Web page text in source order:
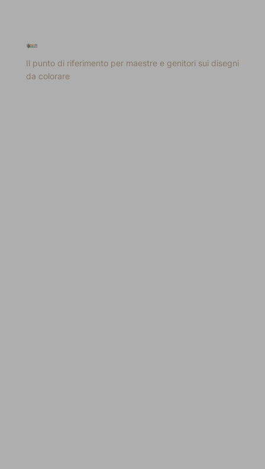
Il punto di riferimento per maestre e genitori sui disegni
da colorare